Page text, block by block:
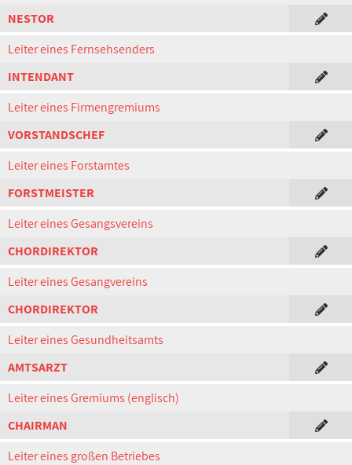
NESTOR
Leiter eines Fernsehsenders
INTENDANT
Leiter eines Firmengremiums
VORSTANDSCHEF
Leiter eines Forstamtes
FORSTMEISTER
Leiter eines Gesangsvereins
CHORDIREKTOR
Leiter eines Gesangvereins
CHORDIREKTOR
Leiter eines Gesundheitsamts
AMTSARZT
Leiter eines Gremiums (englisch)
CHAIRMAN
Leiter eines großen Betriebes